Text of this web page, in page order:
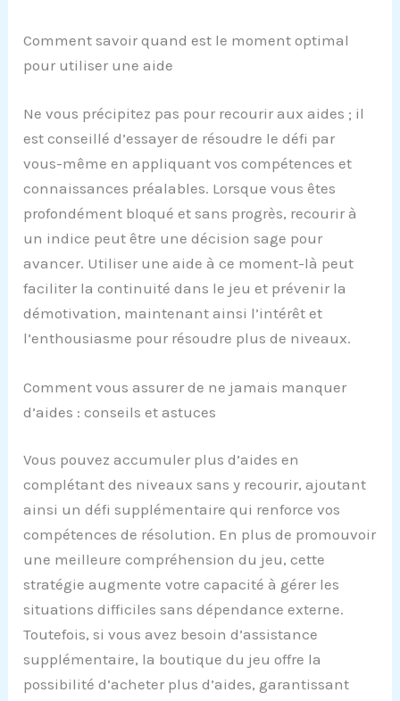
Comment savoir quand est le moment optimal
pour utiliser une aide
Ne vous précipitez pas pour recourir aux aides ; il
est conseillé d’essayer de résoudre le défi par
vous-même en appliquant vos compétences et
connaissances préalables. Lorsque vous êtes
profondément bloqué et sans progrès, recourir à
un indice peut être une décision sage pour
avancer. Utiliser une aide à ce moment-là peut
faciliter la continuité dans le jeu et prévenir la
démotivation, maintenant ainsi l’intérêt et
l’enthousiasme pour résoudre plus de niveaux.
Comment vous assurer de ne jamais manquer
d’aides : conseils et astuces
Vous pouvez accumuler plus d’aides en
complétant des niveaux sans y recourir, ajoutant
ainsi un défi supplémentaire qui renforce vos
compétences de résolution. En plus de promouvoir
une meilleure compréhension du jeu, cette
stratégie augmente votre capacité à gérer les
situations difficiles sans dépendance externe.
Toutefois, si vous avez besoin d’assistance
supplémentaire, la boutique du jeu offre la
possibilité d’acheter plus d’aides, garantissant